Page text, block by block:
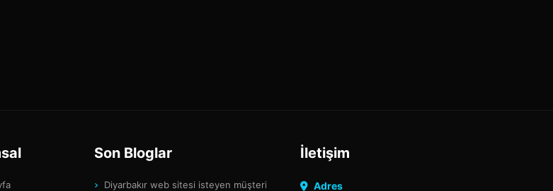
Son Bloglar
Diyarbakır web sitesi isteyen müşteriler burada
İletişim
Adres